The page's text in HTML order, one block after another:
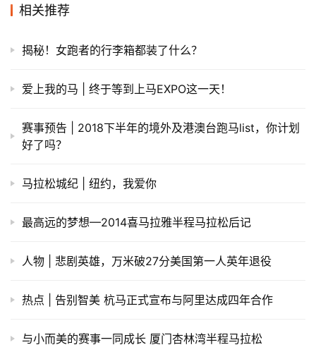
相关推荐
揭秘！女跑者的行李箱都装了什么？
爱上我的马 | 终于等到上马EXPO这一天！
赛事预告 | 2018下半年的境外及港澳台跑马list，你计划
好了吗？
马拉松城纪 | 纽约，我爱你
最高远的梦想—2014喜马拉雅半程马拉松后记
人物 | 悲剧英雄，万米破27分美国第一人英年退役
热点 | 告别智美 杭马正式宣布与阿里达成四年合作
与小而美的赛事一同成长 厦门杏林湾半程马拉松